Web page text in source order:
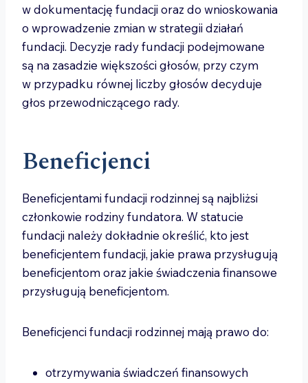
w dokumentację fundacji oraz do wnioskowania
o wprowadzenie zmian w strategii działań
fundacji. Decyzje rady fundacji podejmowane
są na zasadzie większości głosów, przy czym
w przypadku równej liczby głosów decyduje
głos przewodniczącego rady.
Beneficjenci
Beneficjentami fundacji rodzinnej są najbliżsi
członkowie rodziny fundatora. W statucie
fundacji należy dokładnie określić, kto jest
beneficjentem fundacji, jakie prawa przysługują
beneficjentom oraz jakie świadczenia finansowe
przysługują beneficjentom.
Beneficjenci fundacji rodzinnej mają prawo do:
otrzymywania świadczeń finansowych